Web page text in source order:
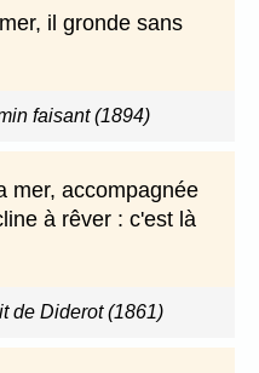
il gronde sans
faisant (1894)
mer, accompagnée
à rêver : c'est là
de Diderot (1861)